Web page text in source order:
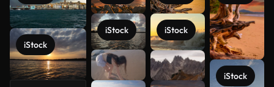
iStock
iStock iStock
iStock